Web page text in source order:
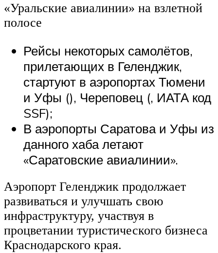
«Уральские авиалинии» на взлетной
полосе
Рейсы некоторых самолётов,
прилетающих в Геленджик,
стартуют в аэропортах Тюмени
и Уфы (), Череповец (, ИАТА код
SSF);
В аэропорты Саратова и Уфы из
данного хаба летают
«Саратовские авиалинии».
Аэропорт Геленджик продолжает
развиваться и улучшать свою
инфраструктуру, участвуя в
процветании туристического бизнеса
Краснодарского края.